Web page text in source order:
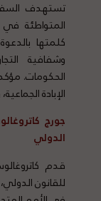
تستهدف
المتواطئة
كلمتها
وشفافية
الحكومات.
الإبادة
جورج
الدولي
قدم
للقانون